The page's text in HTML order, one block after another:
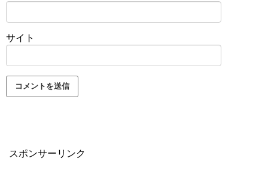
サイト
スポンサーリンク